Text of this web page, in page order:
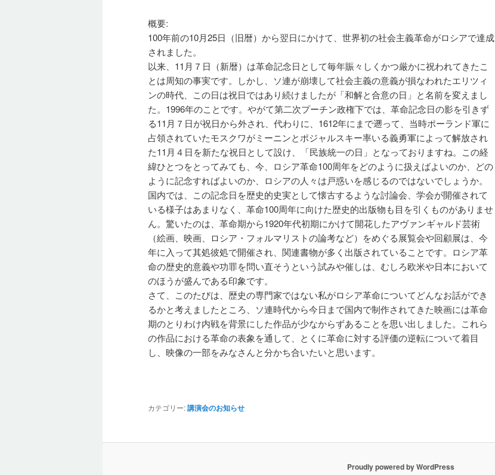
概要:
100年前の10月25日（旧暦）から翌日にかけて、世界初の社会主義革命がロシアで達成
されました。
以来、11月７日（新暦）は革命記念日として毎年賑々しくかつ厳かに祝われてきたこ
とは周知の事実です。しかし、ソ連が崩壊して社会主義の意義が損なわれたエリツィ
ンの時代、この日は祝日ではあり続けましたが「和解と合意の日」と名前を変えまし
た。1996年のことです。やがて第二次プーチン政権下では、革命記念日の影を引きず
る11月７日が祝日から外され、代わりに、1612年にまで遡って、当時ポーランド軍に
占領されていたモスクワがミーニンとポジャルスキー率いる義勇軍によって解放され
た11月４日を新たな祝日として設け、「民族統一の日」となっておりますね。この経
緯ひとつをとってみても、今、ロシア革命100周年をどのように扱えばよいのか、どの
ように記念すればよいのか、ロシアの人々は戸惑いを感じるのではないでしょうか。
国内では、この記念日を歴史的史実として懐古するような討論会、学会が開催されて
いる様子はあまりなく、革命100周年に向けた歴史的出版物も目を引くものがありませ
ん。驚いたのは、革命期から1920年代初期にかけて開花したアヴァンギャルド芸術
（絵画、映画、ロシア・フォルマリストの論考など）をめぐる展覧会や回顧展は、今
年に入って其処彼処で開催され、関連書物が多く出版されていることです。ロシア革
命の歴史的意義や功罪を問い直そうという試みや催しは、むしろ欧米や日本において
のほうが盛んである印象です。
さて、このたびは、歴史の専門家ではない私がロシア革命についてどんなお話ができ
るかと考えましたところ、ソ連時代から今日まで国内で制作されてきた映画には革命
期のとりわけ内戦を背景にした作品が少なからずあることを思い出しました。これら
の作品における革命の表象を通して、とくに革命に対する評価の逆転について着目
し、映像の一部をみなさんと分かち合いたいと思います。
カテゴリー:講演会のお知らせ
Proudly powered by WordPress